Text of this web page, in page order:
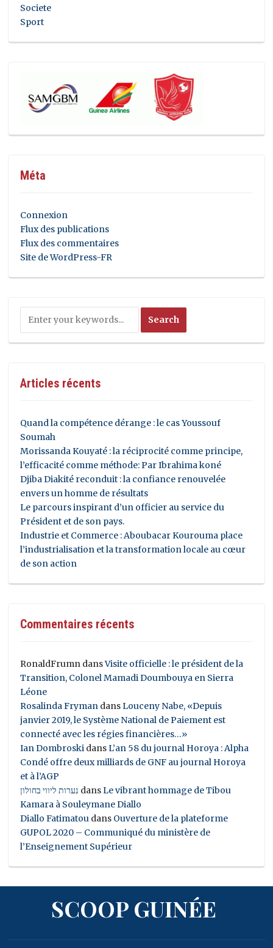
Societe
Sport
Méta
Connexion
Flux des publications
Flux des commentaires
Site de WordPress-FR
Articles récents
Quand la compétence dérange : le cas Youssouf
Soumah
Morissanda Kouyaté : la réciprocité comme principe,
l’efficacité comme méthode: Par Ibrahima koné
Djiba Diakité reconduit : la confiance renouvelée
envers un homme de résultats
Le parcours inspirant d’un officier au service du
Président et de son pays.
Industrie et Commerce : Aboubacar Kourouma place
l’industrialisation et la transformation locale au cœur
de son action
Commentaires récents
RonaldFrumn dansVisite officielle : le président de la
Transition, Colonel Mamadi Doumbouya en Sierra
Léone
Rosalinda Fryman dansLouceny Nabe, «Depuis
janvier 2019, le Système National de Paiement est
connecté avec les régies financières…»
Ian Dombroski dansL’an 58 du journal Horoya : Alpha
Condé offre deux milliards de GNF au journal Horoya
et à l’AGP
נערות ליווי בחולון dansLe vibrant hommage de Tibou
Kamara à Souleymane Diallo
Diallo Fatimatou dans Ouverture de la plateforme
GUPOL 2020 – Communiqué du ministère de
l’Enseignement Supérieur
SCOOP GUINÉE